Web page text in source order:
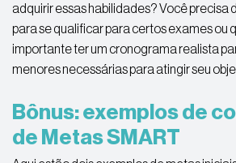
adquirir essas habilidades? Você precisa
para se qualificar para certos exames ou
importante ter um cronograma realista
menores necessárias para atingir seu
Bônus: exemplos de
de Metas SMART